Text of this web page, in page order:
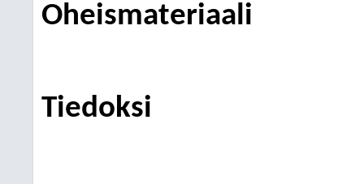
Oheismateriaali
Tiedoksi